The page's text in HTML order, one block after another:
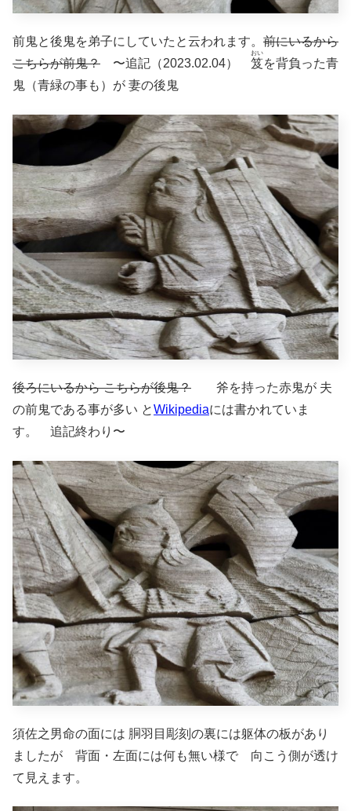
前鬼と後鬼を弟子にしていたと云われます。 前にいるから
こちらが前鬼？ 〜追記（2023.02.04） 笈
おい
を背負った青
鬼（青緑の事も）が 妻の後鬼
後ろにいるから こちらが後鬼？ 斧を持った赤鬼が 夫
の前鬼である事が多い とWikipediaには書かれていま
す。 追記終わり〜
須佐之男命の面には 胴羽目彫刻の裏には躯体の板があり
ましたが 背面・左面には何も無い様で 向こう側が透け
て見えます。